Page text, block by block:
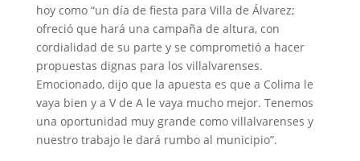
hoy como “un día de fiesta para Villa de Álvarez;
ofreció que hará una campaña de altura, con
cordialidad de su parte y se comprometió a hacer
propuestas dignas para los villalvarenses.
Emocionado, dijo que la apuesta es que a Colima le
vaya bien y a V de A le vaya mucho mejor. Tenemos
una oportunidad muy grande como villalvarenses y
nuestro trabajo le dará rumbo al municipio”.